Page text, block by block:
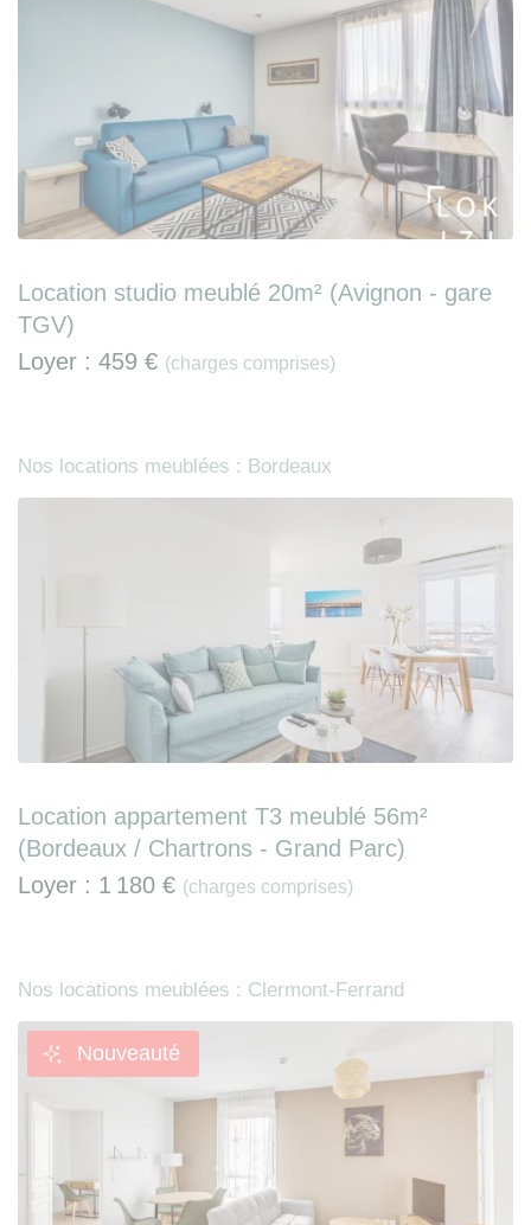
Location studio meublé 20m² (Avignon - gare
TGV)
Loyer : 459 € (charges comprises)
Nos locations meublées : Bordeaux
Location appartement T3 meublé 56m²
(Bordeaux / Chartrons - Grand Parc)
Loyer : 1 180 € (charges comprises)
Nos locations meublées : Clermont-Ferrand
Nouveauté